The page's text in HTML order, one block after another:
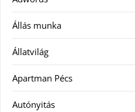
Állás munka
Állatvilág
Apartman Pécs
Autónyitás